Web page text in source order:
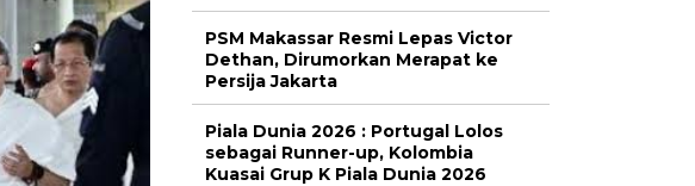
PSM Makassar Resmi Lepas Victor
Dethan, Dirumorkan Merapat ke
Persija Jakarta
Piala Dunia 2026 : Portugal Lolos
sebagai Runner-up, Kolombia
Kuasai Grup K Piala Dunia 2026